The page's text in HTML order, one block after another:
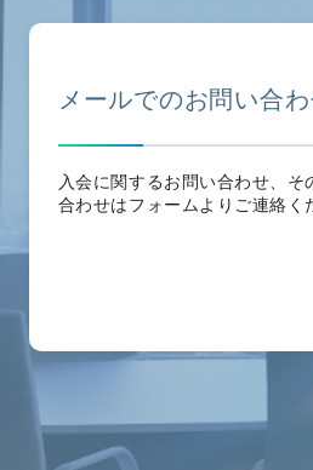
メールでのお問い合
入会に関するお問い合わせ、
合わせはフォームよりご連絡く